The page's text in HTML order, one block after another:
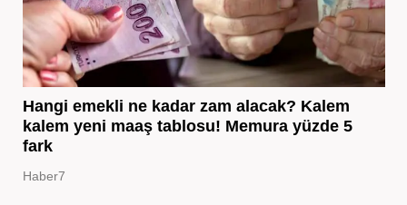
Hangi emekli ne kadar zam alacak? Kalem
kalem yeni maaş tablosu! Memura yüzde 5
fark
Haber7